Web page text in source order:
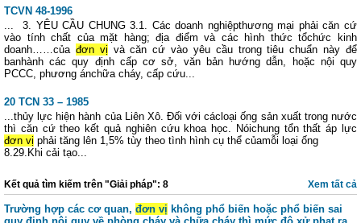
TCVN 48-1996
... 3. YÊU CẦU CHUNG 3.1. Các doanh nghiệpthương mại phải căn cứ
vào tính chất của mặt hàng; địa điểm và các hình thức tổchức kinh
doanh……của đơn vị và căn cứ vào yêu cầu trong tiêu chuẩn này để
banhành các quy định cấp cơ sở, văn bản hướng dẫn, hoặc nội quy
PCCC, phương ánchữa cháy, cấp cứu...
20 TCN 33 – 1985
...thủy lực hiện hành của Liên Xô. Đối với cácloại ống sản xuất trong nước
thì căn cứ theo kết quả nghiên cứu khoa học. Nóichung tổn thất áp lực
đơn vị phải tăng lên 1,5% tùy theo tình hình cụ thể củamỗi loại ống
8.29.Khi cải tạo...
Xem tất cả
Kết quả tìm kiếm trên "Giải pháp": 8
Trường hợp các cơ quan, đơn vị không phổ biến hoặc phổ biến sai